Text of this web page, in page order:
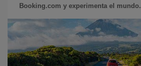
Booking.com y experimenta el mundo.